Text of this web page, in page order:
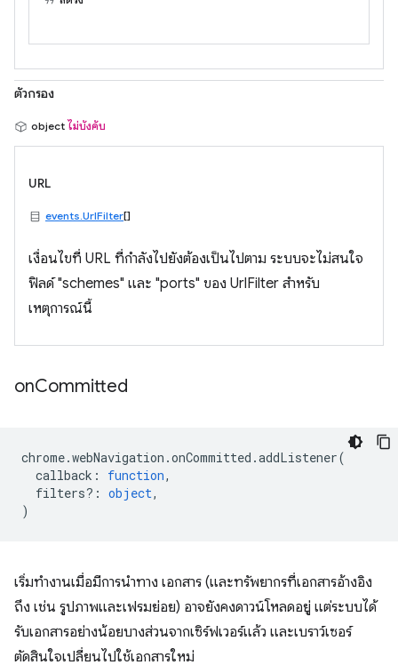
ตัวกรอง
object ไม่บังคับ
URL
events.UrlFilter[]
เงื่อนไขที่ URL ที่กำลังไปยังต้องเป็นไปตาม ระบบจะไม่สนใจ
ฟิลด์ "schemes" และ "ports" ของ UrlFilter สำหรับ
เหตุการณ์นี้
onCommitted
chrome.webNavigation .onCommitted .addListener(
callback : function,
filters? : object,
)
เริ่มทำงานเมื่อมีการนำทาง เอกสาร (และทรัพยากรที่เอกสารอ้างอิง
ถึง เช่น รูปภาพและเฟรมย่อย) อาจยังคงดาวน์โหลดอยู่ แต่ระบบได้
รับเอกสารอย่างน้อยบางส่วนจากเซิร์ฟเวอร์แล้ว และเบราว์เซอร์
ตัดสินใจเปลี่ยนไปใช้เอกสารใหม่